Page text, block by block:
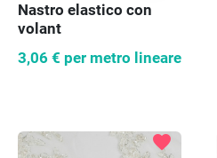
Nastro elastico con
volant
3,06 € per metro lineare
favorite